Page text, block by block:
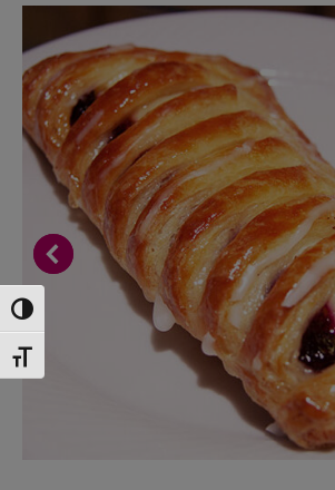
Toggle High Contrast
Toggle Font size